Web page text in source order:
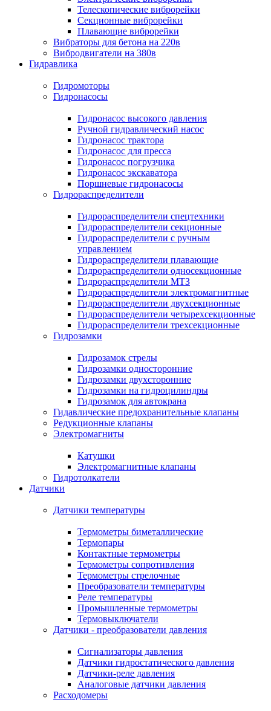
Телескопические виброрейки
Секционные виброрейки
Плавающие виброрейки
Вибраторы для бетона на 220в
Вибродвигатели на 380в
Гидравлика
Гидромоторы
Гидронасосы
Гидронасос высокого давления
Ручной гидравлический насос
Гидронасос трактора
Гидронасос для пресса
Гидронасос погрузчика
Гидронасос экскаватора
Поршневые гидронасосы
Гидрораспределители
Гидрораспределители спецтехники
Гидрораспределители секционные
Гидрораспределители с ручным
управлением
Гидрораспределители плавающие
Гидрораспределители односекционные
Гидрораспределители МТЗ
Гидрораспределители электромагнитные
Гидрораспределители двухсекционные
Гидрораспределители четырехсекционные
Гидрораспределители трехсекционные
Гидрозамки
Гидрозамок стрелы
Гидрозамки односторонние
Гидрозамки двухсторонние
Гидрозамки на гидроцилиндры
Гидрозамок для автокрана
Гидавлические предохранительные клапаны
Редукционные клапаны
Электромагниты
Катушки
Электромагнитные клапаны
Гидротолкатели
Датчики
Датчики температуры
Термометры биметаллические
Термопары
Контактные термометры
Термометры сопротивления
Термометры стрелочные
Преобразователи температуры
Реле температуры
Промышленные термометры
Термовыключатели
Датчики - преобразователи давления
Сигнализаторы давления
Датчики гидростатического давления
Датчики-реле давления
Аналоговые датчики давления
Расходомеры